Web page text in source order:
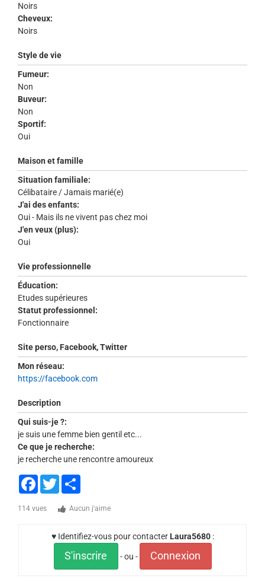
Noirs
Cheveux:
Noirs
Style de vie
Fumeur:
Non
Buveur:
Non
Sportif:
Oui
Maison et famille
Situation familiale:
Célibataire / Jamais marié(e)
J'ai des enfants:
Oui - Mais ils ne vivent pas chez moi
J'en veux (plus):
Oui
Vie professionnelle
Éducation:
Etudes supérieures
Statut professionnel:
Fonctionnaire
Site perso, Facebook, Twitter
Mon réseau:
https://facebook.com
Description
Qui suis-je ?:
je suis une femme bien gentil etc...
Ce que je recherche:
je recherche une rencontre amoureux
Facebook
Twitter
114 vues Aucun j'aime
♥ Identifiez-vous pour contacter Laura5680:
S'inscrire - ou - Connexion